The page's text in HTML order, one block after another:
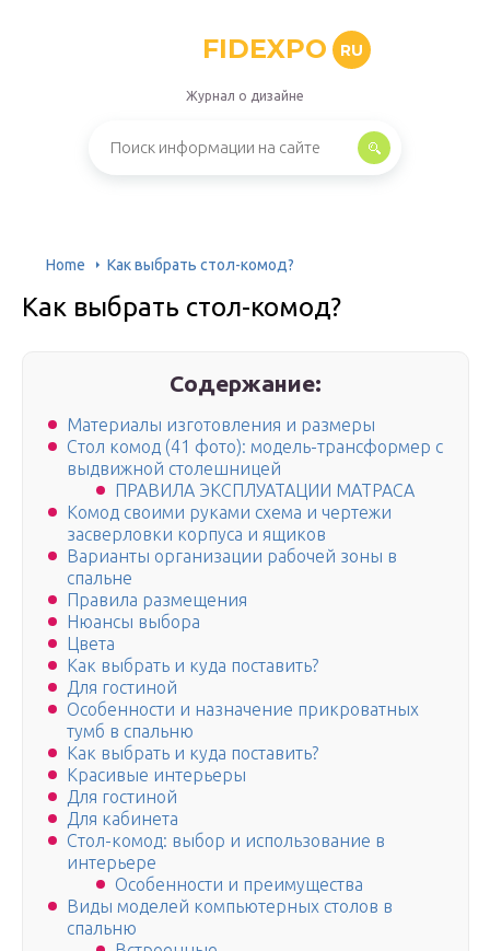
FIDEXPO RU
Журнал о дизайне
Home Как выбрать стол-комод?
Как выбрать стол-комод?
Содержание:
Материалы изготовления и размеры
Стол комод (41 фото): модель-трансформер с
выдвижной столешницей
ПРАВИЛА ЭКСПЛУАТАЦИИ МАТРАСА
Комод своими руками схема и чертежи
засверловки корпуса и ящиков
Варианты организации рабочей зоны в
спальне
Правила размещения
Нюансы выбора
Цвета
Как выбрать и куда поставить?
Для гостиной
Особенности и назначение прикроватных
тумб в спальню
Как выбрать и куда поставить?
Красивые интерьеры
Для гостиной
Для кабинета
Стол-комод: выбор и использование в
интерьере
Особенности и преимущества
Виды моделей компьютерных столов в
спальню